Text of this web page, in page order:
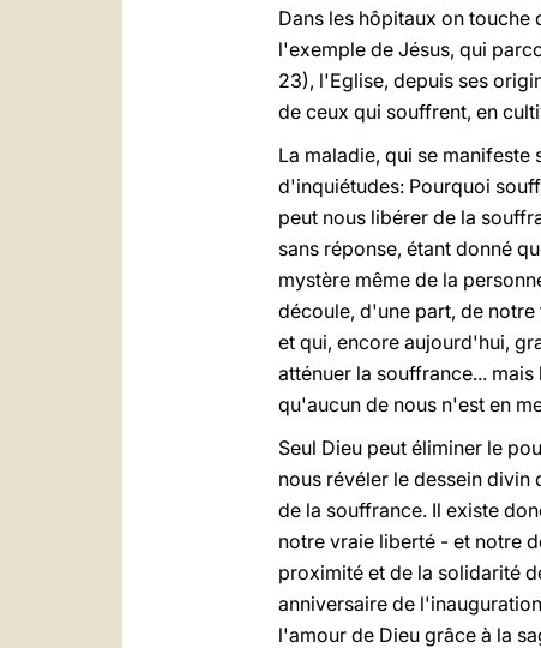
Dans les hôpitaux on
l'exemple de Jésus, qui
23), l'Eglise, depuis ses
de ceux qui souffrent, en
La maladie, qui se
d'inquiétudes: Pourquoi
peut nous libérer de la
sans réponse, étant donné
mystère même de la
découle, d'une part, de
et qui, encore aujourd'hui,
atténuer la souffrance...
qu'aucun de nous n'est en
Seul Dieu peut éliminer le
nous révéler le dessein divin
de la souffrance. Il existe
notre vraie liberté - et notre
proximité et de la solidarité
anniversaire de
l'amour de Dieu grâce à la